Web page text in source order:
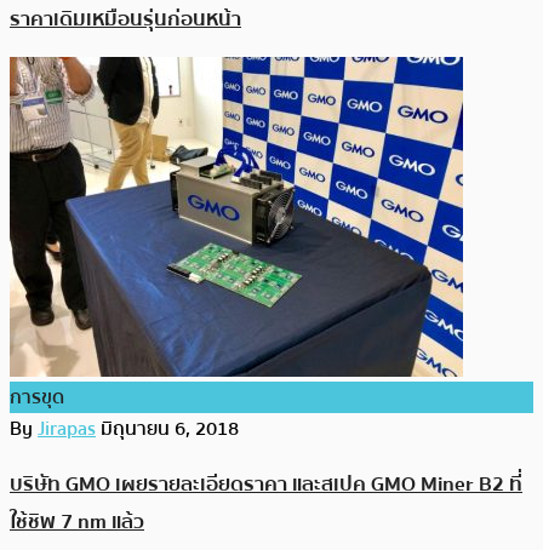
ราคาเดิมเหมือนรุ่นก่อนหน้า
การขุด
ByJirapasมิถุนายน 6, 2018
บริษัท GMO เผยรายละเอียดราคา และสเปค GMO Miner B2 ที่
ใช้ชิพ 7 nm แล้ว